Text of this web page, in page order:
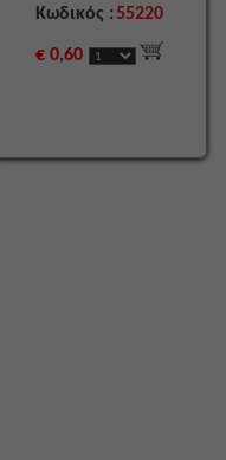
Κωδικός : 55220
€ 0,60